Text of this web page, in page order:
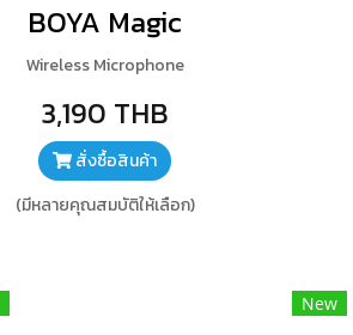
BOYA Magic
Wireless Microphone
3,190 THB
สั่งซื้อสินค้า
(มีหลายคุณสมบัติให้เลือก)
New